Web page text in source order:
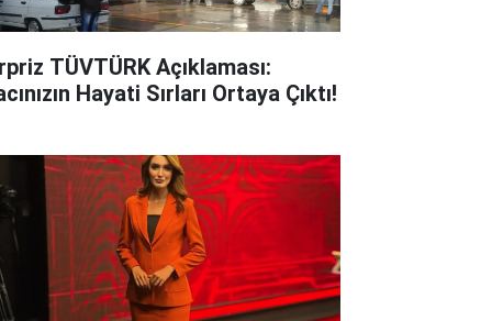
TÜVTÜRK Açıklaması:
Hayati Sırları Ortaya Çıktı!